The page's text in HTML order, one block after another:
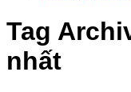
Tag
nhất